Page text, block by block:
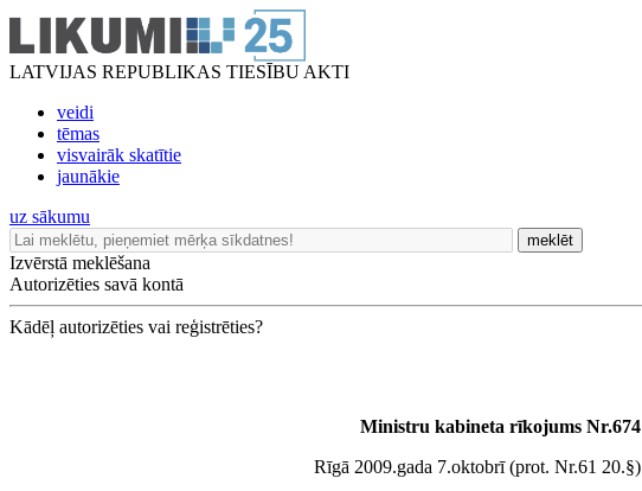
LATVIJAS REPUBLIKAS TIESĪBU AKTI
veidi
tēmas
visvairāk skatītie
jaunākie
uz sākumu
meklēt
Izvērstā meklēšana
Autorizēties savā kontā
Kādēļ autorizēties vai reģistrēties?
Ministru kabineta rīkojums Nr.674
Rīgā 2009.gada 7.oktobrī (prot. Nr.61 20.§)